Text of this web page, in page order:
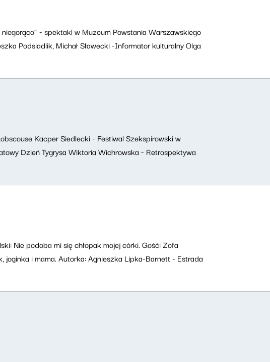
- spektakl w Muzeum Powstania Warszawskiego
Podsiadlik, Michał Sławecki -Informator kulturalny Olga
Kacper Siedlecki - Festiwal Szekspirowski w
Dzień Tygrysa Wiktoria Wichrowska - Retrospektywa
Nie podoba mi się chłopak mojej córki. Gość: Zofa
i mama. Autorka: Agnieszka Lipka-Barnett - Estrada